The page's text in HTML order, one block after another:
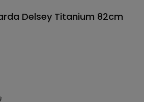
Delsey Titanium 82cm